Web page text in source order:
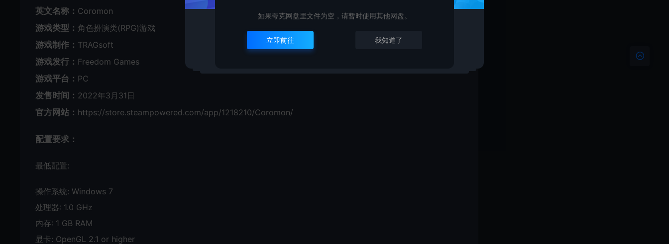
英文名称： Coromon
游戏类型： 角色扮演类(RPG)游戏
游戏制作： TRAGsoft
游戏发行： Freedom Games
游戏平台： PC
发售时间： 2022年3月31日
官方网站： https://store.steampowered.com/app/1218210/Coromon/
配置要求：
最低配置:
操作系统: Windows 7
处理器: 1.0 GHz
内存: 1 GB RAM
显卡: OpenGL 2.1 or higher
如果夸克网盘里文件为空，请暂时使用其他网盘。
立即前往 我知道了